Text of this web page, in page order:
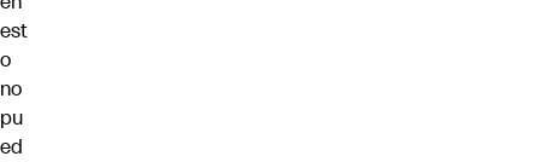
est
o
no
pu
ed